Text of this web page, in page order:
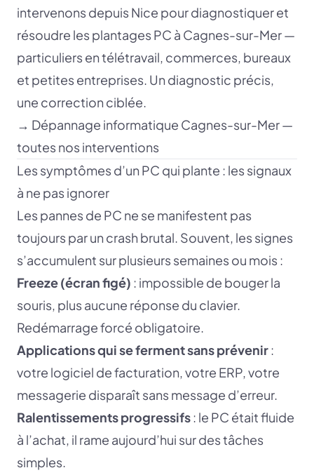
intervenons depuis Nice pour diagnostiquer et
résoudre les plantages PC à Cagnes-sur-Mer —
particuliers en télétravail, commerces, bureaux
et petites entreprises. Un diagnostic précis,
une correction ciblée.
→ Dépannage informatique Cagnes-sur-Mer —
toutes nos interventions
Les symptômes d’un PC qui plante : les signaux
à ne pas ignorer
Les pannes de PC ne se manifestent pas
toujours par un crash brutal. Souvent, les signes
s’accumulent sur plusieurs semaines ou mois :
Freeze (écran figé) : impossible de bouger la
souris, plus aucune réponse du clavier.
Redémarrage forcé obligatoire.
Applications qui se ferment sans prévenir:
votre logiciel de facturation, votre ERP, votre
messagerie disparaît sans message d’erreur.
Ralentissements progressifs: le PC était fluide
à l’achat, il rame aujourd’hui sur des tâches
simples.